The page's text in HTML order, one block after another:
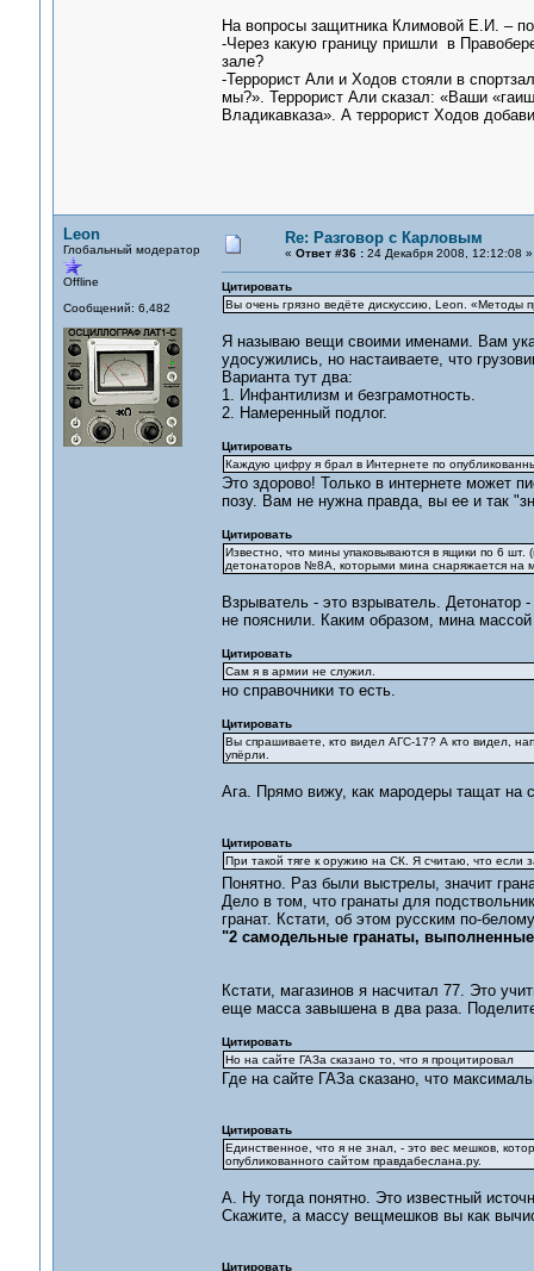
На вопросы защитника Климовой Е.И. –
-Через какую границу пришли в
зале?
-Террорист Али и Ходов стояли в
мы?». Террорист Али сказал: «Ваши
Владикавказа». А террорист Ходов
Leon
Глобальный модератор
Offline
Сообщений: 6,482
Re: Разговор с Карловым
« Ответ #36 :24 Декабря 2008, 12:12:08 »
Цитировать
Вы очень грязно ведёте дискуссию, Leon. «Методы
Я называю вещи своими именами. Вам
удосужились, но настаиваете, что
Варианта тут два:
1. Инфантилизм и безграмотность.
2. Намеренный подлог.
Цитировать
Каждую цифру я брал в Интернете по
Это здорово! Только в интернете может
позу. Вам не нужна правда, вы ее и так
Цитировать
Известно, что мины упаковываются в ящики по 6
детонаторов №8А, которыми мина снаряжается на
Взрыватель - это взрыватель. Детонатор
не пояснили. Каким образом, мина
Цитировать
Сам я в армии не служил.
но справочники то есть.
Цитировать
Вы спрашиваете, кто видел АГС-17? А кто видел,
упёрли.
Ага. Прямо вижу, как мародеры тащат на
Цитировать
При такой тяге к оружию на СК. Я считаю, что если
Понятно. Раз были выстрелы, значит
Дело в том, что гранаты для
гранат. Кстати, об этом русским по-
"2 самодельные гранаты,
Кстати, магазинов я насчитал 77. Это
еще масса завышена в два раза.
Цитировать
Но на сайте ГАЗа сказано то, что я процитировал
Где на сайте ГАЗа сказано, что
Цитировать
Единственное, что я не знал, - это вес мешков,
опубликованного сайтом правдабеслана.ру.
А. Ну тогда понятно. Это известный
Скажите, а массу вещмешков вы как
Цитировать